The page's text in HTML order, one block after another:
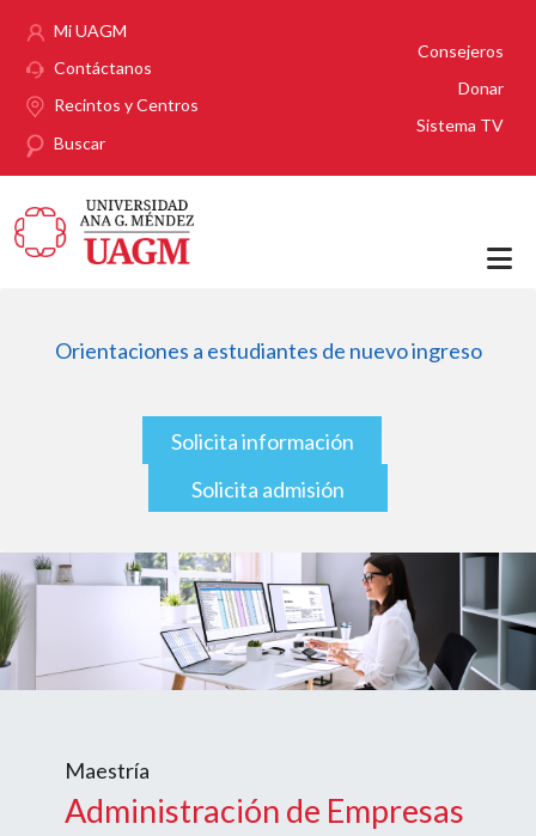
Mi UAGM
Contáctanos
Recintos y Centros
Buscar
Consejeros
Donar
Sistema TV
Orientaciones a estudiantes de nuevo ingreso
Solicita información
Solicita admisión
Maestría
Administración de Empresas